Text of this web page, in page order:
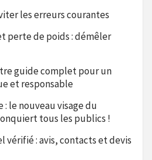
les erreurs courantes
perte de poids : démêler
guide complet pour un
et responsable
le nouveau visage du
tous les publics !
vérifié : avis, contacts et devis